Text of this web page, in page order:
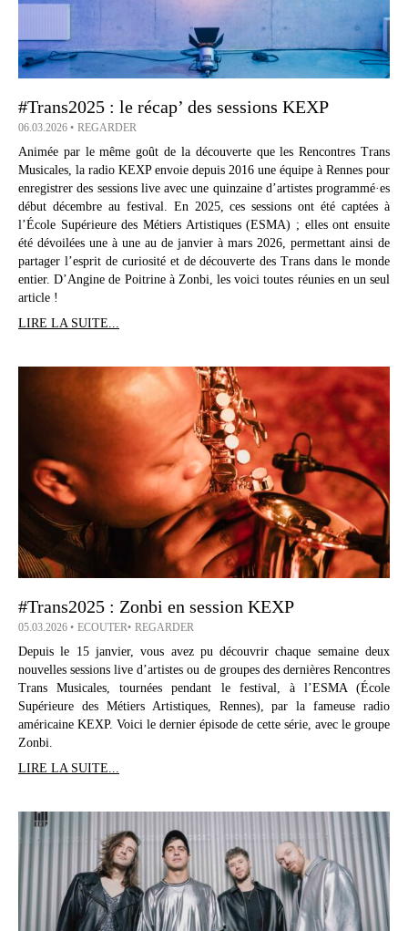
#Trans2025 : le récap’ des sessions KEXP
06.03.2026 REGARDER
Animée par le même goût de la découverte que les Rencontres Trans
Musicales, la radio KEXP envoie depuis 2016 une équipe à Rennes pour
enregistrer des sessions live avec une quinzaine d’artistes programmé·es
début décembre au festival. En 2025, ces sessions ont été captées à
l’École Supérieure des Métiers Artistiques (ESMA) ; elles ont ensuite
été dévoilées une à une au de janvier à mars 2026, permettant ainsi de
partager l’esprit de curiosité et de découverte des Trans dans le monde
entier. D’Angine de Poitrine à Zonbi, les voici toutes réunies en un seul
article !
LIRE LA SUITE...
#Trans2025 : Zonbi en session KEXP
05.03.2026 ECOUTER REGARDER
Depuis le 15 janvier, vous avez pu découvrir chaque semaine deux
nouvelles sessions live d’artistes ou de groupes des dernières Rencontres
Trans Musicales, tournées pendant le festival, à l’ESMA (École
Supérieure des Métiers Artistiques, Rennes), par la fameuse radio
américaine KEXP. Voici le dernier épisode de cette série, avec le groupe
Zonbi.
LIRE LA SUITE...